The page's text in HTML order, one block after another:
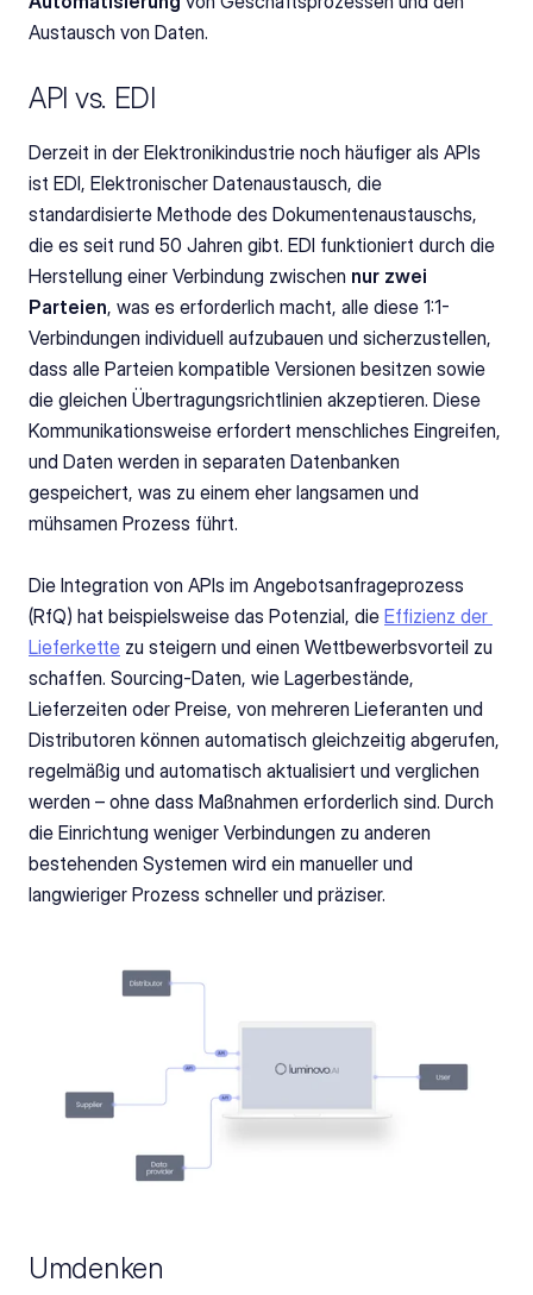
Austausch von Daten.
API vs. EDI
Derzeit in der Elektronikindustrie noch häufiger als APIs
ist EDI, Elektronischer Datenaustausch, die
standardisierte Methode des Dokumentenaustauschs,
die es seit rund 50 Jahren gibt. EDI funktioniert durch die
Herstellung einer Verbindung zwischen nur zwei
Parteien, was es erforderlich macht, alle diese 1:1-
Verbindungen individuell aufzubauen und sicherzustellen,
dass alle Parteien kompatible Versionen besitzen sowie
die gleichen Übertragungsrichtlinien akzeptieren. Diese
Kommunikationsweise erfordert menschliches Eingreifen,
und Daten werden in separaten Datenbanken
gespeichert, was zu einem eher langsamen und
mühsamen Prozess führt.
Die Integration von APIs im Angebotsanfrageprozess
(RfQ) hat beispielsweise das Potenzial, die Effizienz der
Lieferkette zu steigern und einen Wettbewerbsvorteil zu
schaffen. Sourcing-Daten, wie Lagerbestände,
Lieferzeiten oder Preise, von mehreren Lieferanten und
Distributoren können automatisch gleichzeitig abgerufen,
regelmäßig und automatisch aktualisiert und verglichen
werden – ohne dass Maßnahmen erforderlich sind. Durch
die Einrichtung weniger Verbindungen zu anderen
bestehenden Systemen wird ein manueller und
langwieriger Prozess schneller und präziser.
‍Umdenken